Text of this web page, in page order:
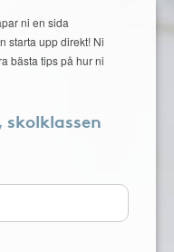
ni en sida
starta upp direkt! Ni
bästa tips på hur ni